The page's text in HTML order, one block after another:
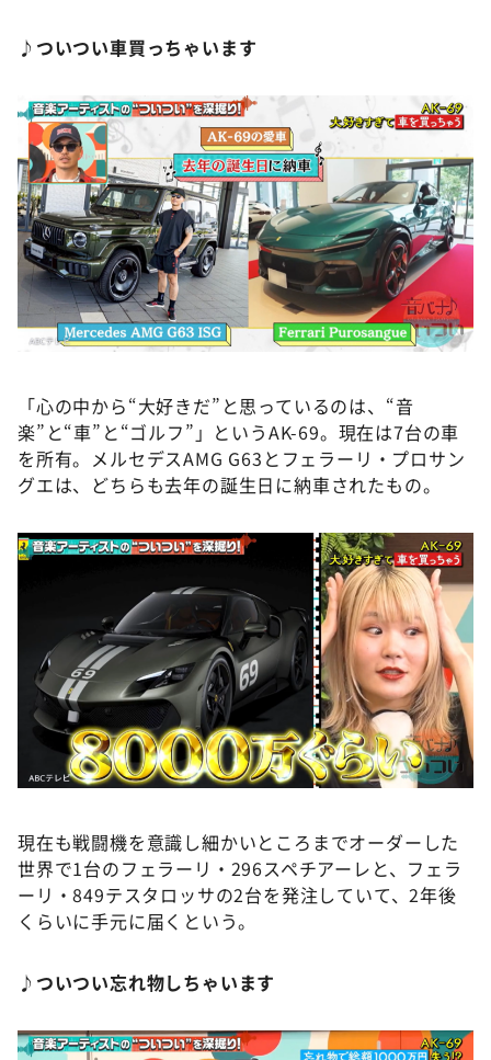
♪ついつい車買っちゃいます
「心の中から“大好きだ”と思っているのは、“音
楽”と“車”と“ゴルフ”」というAK-69。現在は7台の車
を所有。メルセデスAMG G63とフェラーリ・プロサン
グエは、どちらも去年の誕生日に納車されたもの。
現在も戦闘機を意識し細かいところまでオーダーした
世界で1台のフェラーリ・296スペチアーレと、フェラ
ーリ・849テスタロッサの2台を発注していて、2年後
くらいに手元に届くという。
♪ついつい忘れ物しちゃいます